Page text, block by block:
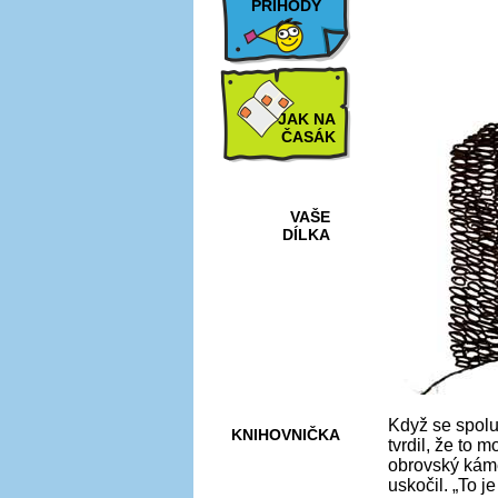
PŘÍHODY
JAK NA
ČASÁK
VAŠE
DÍLKA
KNIHOVNIČKA
Když se
tvrdil, že to
obrovský
uskočil. „To